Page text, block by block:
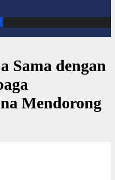
Sama dengan
Mendorong